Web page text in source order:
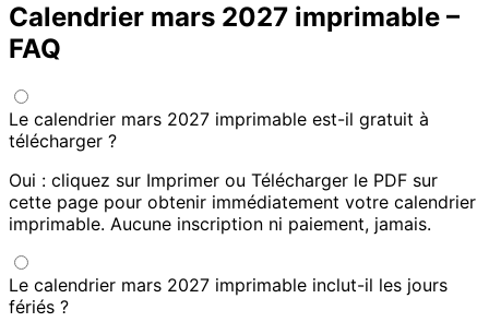
Calendrier mars 2027 imprimable –
FAQ
Le calendrier mars 2027 imprimable est-il gratuit à
télécharger ?
Oui : cliquez sur Imprimer ou Télécharger le PDF sur
cette page pour obtenir immédiatement votre calendrier
imprimable. Aucune inscription ni paiement, jamais.
Le calendrier mars 2027 imprimable inclut-il les jours
fériés ?